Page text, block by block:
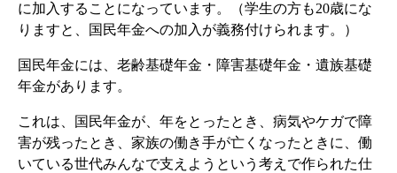
に加入することになっています。（学生の方も20歳にな
りますと、国民年金への加入が義務付けられます。）
国民年金には、老齢基礎年金・障害基礎年金・遺族基礎
年金があります。
これは、国民年金が、年をとったとき、病気やケガで障
害が残ったとき、家族の働き手が亡くなったときに、働
いている世代みんなで支えようという考えで作られた仕